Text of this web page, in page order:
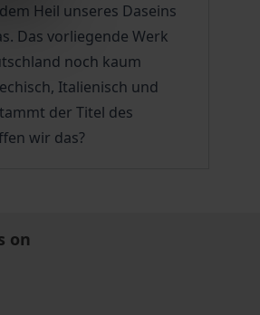
Heil unseres Daseins
Das vorliegende Werk
noch kaum
Italienisch und
der Titel des
wir das?
on